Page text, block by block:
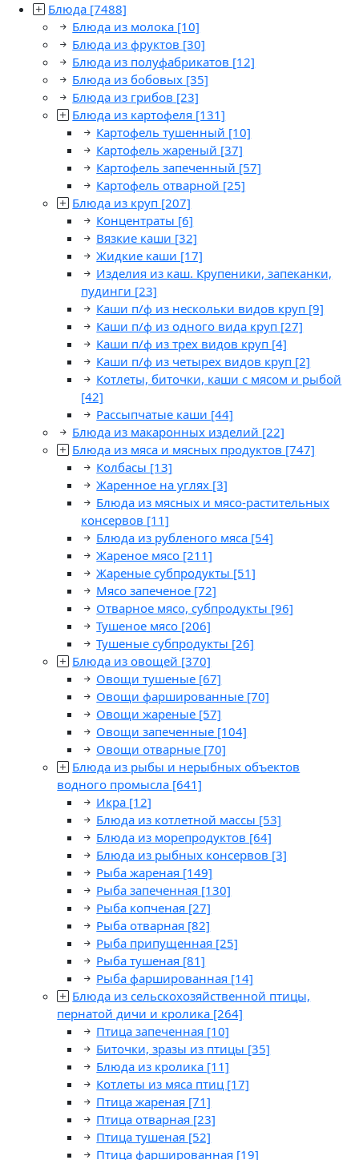
Блюда [7488]
Блюда из молока [10]
Блюда из фруктов [30]
Блюда из полуфабрикатов [12]
Блюда из бобовых [35]
Блюда из грибов [23]
Блюда из картофеля [131]
Картофель тушенный [10]
Картофель жареный [37]
Картофель запеченный [57]
Картофель отварной [25]
Блюда из круп [207]
Концентраты [6]
Вязкие каши [32]
Жидкие каши [17]
Изделия из каш. Крупеники, запеканки,
пудинги [23]
Каши п/ф из нескольки видов круп [9]
Каши п/ф из одного вида круп [27]
Каши п/ф из трех видов круп [4]
Каши п/ф из четырех видов круп [2]
Котлеты, биточки, каши с мясом и рыбой
[42]
Рассыпчатые каши [44]
Блюда из макаронных изделий [22]
Блюда из мяса и мясных продуктов [747]
Колбасы [13]
Жаренное на углях [3]
Блюда из мясных и мясо-растительных
консервов [11]
Блюда из рубленого мяса [54]
Жареное мясо [211]
Жареные субпродукты [51]
Мясо запеченое [72]
Отварное мясо, субпродукты [96]
Тушеное мясо [206]
Тушеные субпродукты [26]
Блюда из овощей [370]
Овощи тушеные [67]
Овощи фаршированные [70]
Овощи жареные [57]
Овощи запеченные [104]
Овощи отварные [70]
Блюда из рыбы и нерыбных объектов
водного промысла [641]
Икра [12]
Блюда из котлетной массы [53]
Блюда из морепродуктов [64]
Блюда из рыбных консервов [3]
Рыба жареная [149]
Рыба запеченная [130]
Рыба копченая [27]
Рыба отварная [82]
Рыба припущенная [25]
Рыба тушеная [81]
Рыба фаршированная [14]
Блюда из сельскохозяйственной птицы,
пернатой дичи и кролика [264]
Птица запеченная [10]
Биточки, зразы из птицы [35]
Блюда из кролика [11]
Котлеты из мяса птиц [17]
Птица жареная [71]
Птица отварная [23]
Птица тушеная [52]
Птица фаршированная [19]